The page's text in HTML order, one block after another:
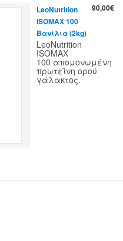
90,00€
LeoNutrition
ISOMAX 100
Βανίλια (2kg)
LeoNutrition
ISOMAX
100 απομονωμένη
πρωτεϊνη ορού
γάλακτος.